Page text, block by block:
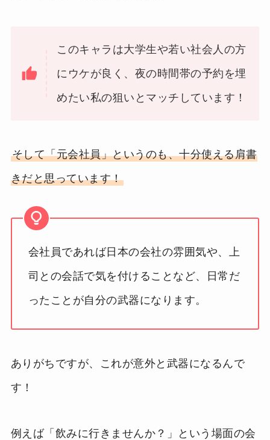
このキャラは大学生や若い社会人の方
にウケが良く、夜の時間帯の予約を埋
めたい私の狙いとマッチしています！
そして「元会社員」というのも、十分使える肩書
きだと思っています！
会社員であれば日本の会社の雰囲気や、上
司との会話で気を付けることなど、日常だ
ったことが自分の武器になります。
ありがちですが、これが意外と武器になるんで
す！
例えば「飲みに行きませんか？」という場面の会